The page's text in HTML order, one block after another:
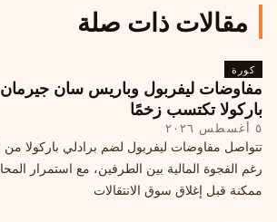
مقالات ذات صلة
كورة
مفاوضات ليفربول وباريس سان
باركولا تكتسب زخمًا
٥ أغسطس ٢٠٢٦
تتواصل مفاوضات ليفربول لضم برادلي باركولا
رغم الفجوة المالية بين الطرفين، مع استمرار
ممكنة قبل إغلاق سوق الانتقالات